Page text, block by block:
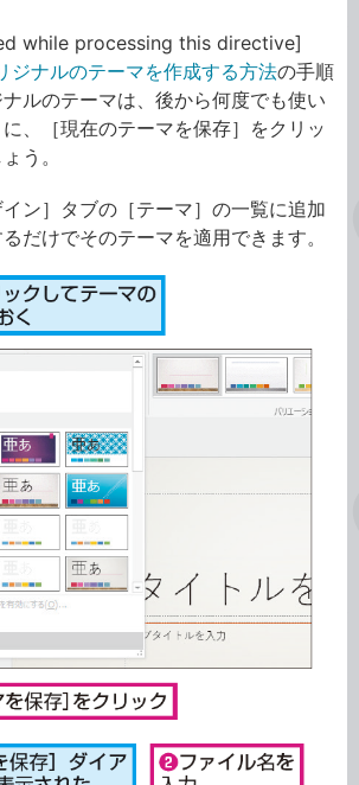
while processing this directive]
ジナルのテーマを作成する方法の手順
ルのテーマは、後から何度でも使い
、［現在のテーマを保存］をクリッ
う。
ン］タブの［テーマ］の一覧に追加
だけでそのテーマを適用できます。